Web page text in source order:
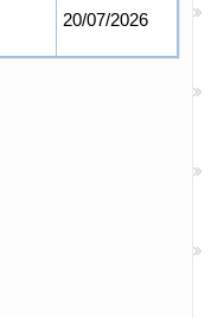
20/07/2026